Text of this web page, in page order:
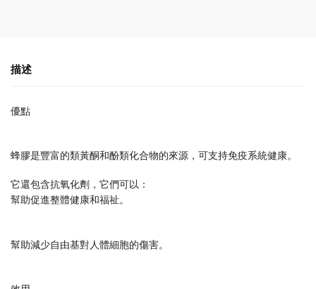
描述
優點
蜂膠是豐富的類黃酮和酚類化合物的來源，可支持免疫系統健康。
它還包含抗氧化劑，它們可以：
幫助促進整體健康和福祉。
幫助減少自由基對人體細胞的傷害。